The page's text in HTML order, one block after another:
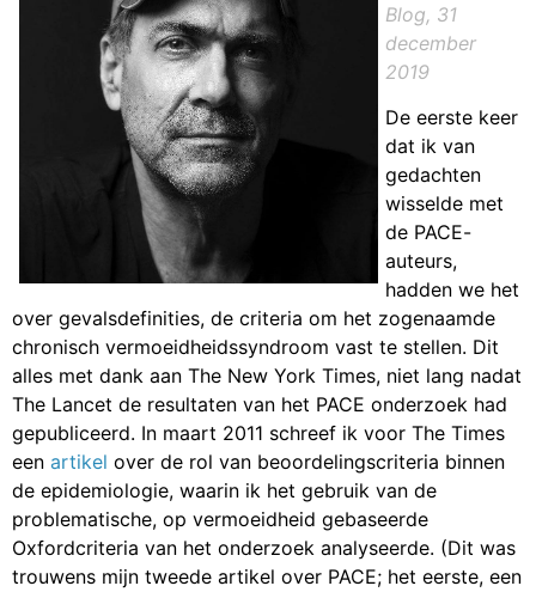
Blog, 31
december
2019
De eerste keer
dat ik van
gedachten
wisselde met
de PACE-
auteurs,
hadden we het
over gevalsdefinities, de criteria om het zogenaamde
chronisch vermoeidheidssyndroom vast te stellen. Dit
alles met dank aan The New York Times, niet lang nadat
The Lancet de resultaten van het PACE onderzoek had
gepubliceerd. In maart 2011 schreef ik voor The Times
een artikel over de rol van beoordelingscriteria binnen
de epidemiologie, waarin ik het gebruik van de
problematische, op vermoeidheid gebaseerde
Oxfordcriteria van het onderzoek analyseerde. (Dit was
trouwens mijn tweede artikel over PACE; het eerste, een